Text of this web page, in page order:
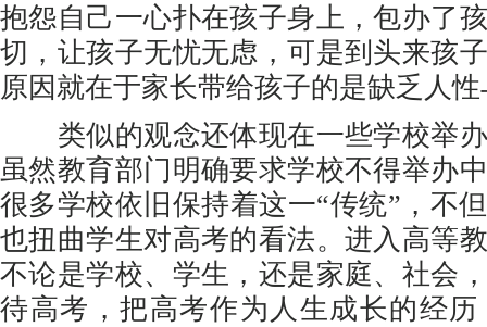
抱怨自己一心扑在孩子身上，包办了
切，让孩子无忧无虑，可是到头来孩
原因就在于家长带给孩子的是缺乏人
类似的观念还体现在一些学校举办
虽然教育部门明确要求学校不得举办
很多学校依旧保持着这一“传统”，不
也扭曲学生对高考的看法。进入高等
不论是学校、学生，还是家庭、社会
待高考，把高考作为人生成长的经